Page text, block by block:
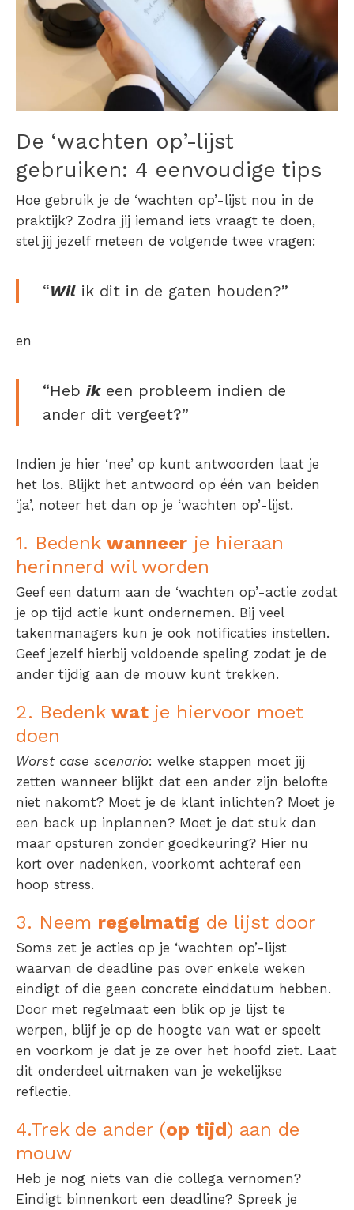
De ‘wachten op’-lijst
gebruiken: 4 eenvoudige tips
Hoe gebruik je de ‘wachten op’-lijst nou in de
praktijk? Zodra jij iemand iets vraagt te doen,
stel jij jezelf meteen de volgende twee vragen:
“Wil ik dit in de gaten houden?”
en
“Heb ikeen probleem indien de
ander dit vergeet?”
Indien je hier ‘nee’ op kunt antwoorden laat je
het los. Blijkt het antwoord op één van beiden
‘ja’, noteer het dan op je ‘wachten op’-lijst.
1. Bedenk wanneer je hieraan
herinnerd wil worden
Geef een datum aan de ‘wachten op’-actie zodat
je op tijd actie kunt ondernemen. Bij veel
takenmanagers kun je ook notificaties instellen.
Geef jezelf hierbij voldoende speling zodat je de
ander tijdig aan de mouw kunt trekken.
2. Bedenk wat je hiervoor moet
doen
Worst case scenario: welke stappen moet jij
zetten wanneer blijkt dat een ander zijn belofte
niet nakomt? Moet je de klant inlichten? Moet je
een back up inplannen? Moet je dat stuk dan
maar opsturen zonder goedkeuring? Hier nu
kort over nadenken, voorkomt achteraf een
hoop stress.
3. Neem regelmatig de lijst door
Soms zet je acties op je ‘wachten op’-lijst
waarvan de deadline pas over enkele weken
eindigt of die geen concrete einddatum hebben.
Door met regelmaat een blik op je lijst te
werpen, blijf je op de hoogte van wat er speelt
en voorkom je dat je ze over het hoofd ziet. Laat
dit onderdeel uitmaken van je wekelijkse
reflectie.
4.Trek de ander (op tijd) aan de
mouw
Heb je nog niets van die collega vernomen?
Eindigt binnenkort een deadline? Spreek je